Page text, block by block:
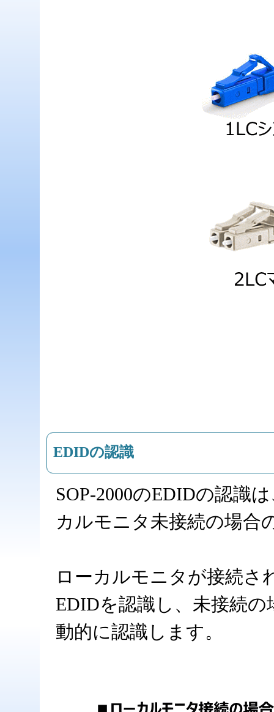
EDIDの認識
SOP-2000のEDIDの認識
カルモニタ未接続の場合
ローカルモニタが接続さ
EDIDを認識し、未接続
動的に認識します。